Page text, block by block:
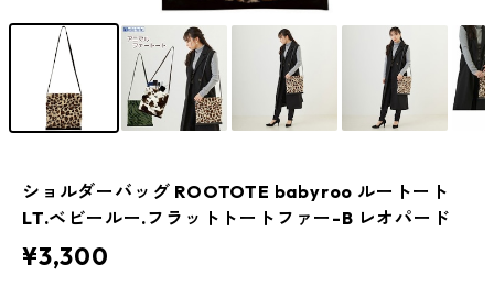
ショルダーバッグ ROOTOTE babyroo ルートート
LT.ベビールー.フラットトートファー-B レオパード
¥3,300